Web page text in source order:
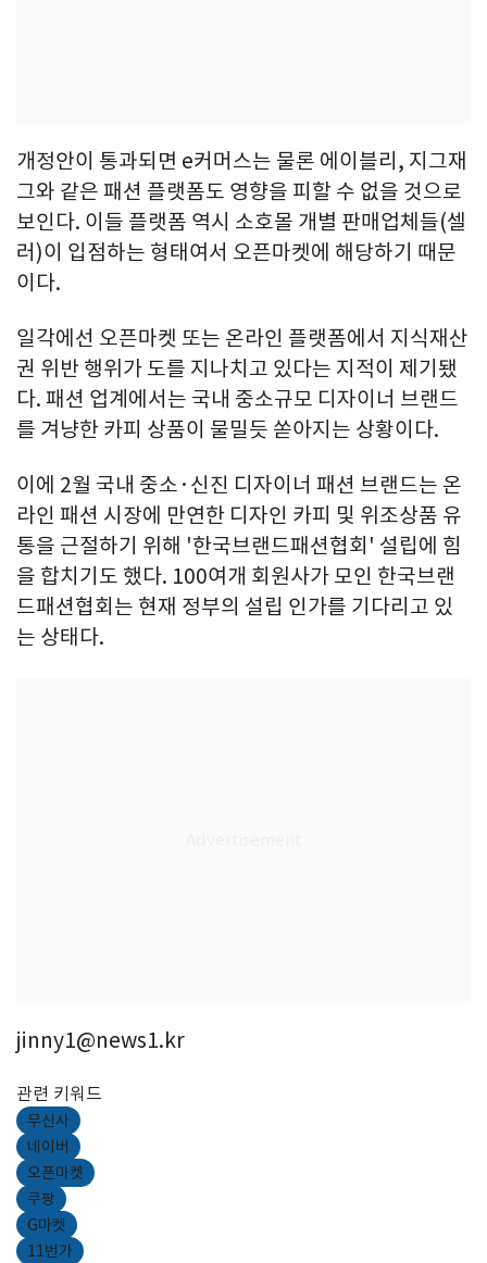
개정안이 통과되면 e커머스는 물론 에이블리, 지그재
그와 같은 패션 플랫폼도 영향을 피할 수 없을 것으로
보인다. 이들 플랫폼 역시 소호몰 개별 판매업체들(셀
러)이 입점하는 형태여서 오픈마켓에 해당하기 때문
이다.
일각에선 오픈마켓 또는 온라인 플랫폼에서 지식재산
권 위반 행위가 도를 지나치고 있다는 지적이 제기됐
다. 패션 업계에서는 국내 중소규모 디자이너 브랜드
를 겨냥한 카피 상품이 물밀듯 쏟아지는 상황이다.
이에 2월 국내 중소·신진 디자이너 패션 브랜드는 온
라인 패션 시장에 만연한 디자인 카피 및 위조상품 유
통을 근절하기 위해 '한국브랜드패션협회' 설립에 힘
을 합치기도 했다. 100여개 회원사가 모인 한국브랜
드패션협회는 현재 정부의 설립 인가를 기다리고 있
는 상태다.
jinny1@news1.kr
관련 키워드
무신사
네이버
오픈마켓
쿠팡
G마켓
11번가